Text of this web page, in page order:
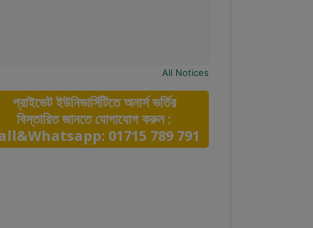
All Notices
প্রাইভেট ইউনিভার্সিটিতে অনার্স ভর্তির
বিস্তারিত জানতে যোগাযোগ করুন :
01715 789 791